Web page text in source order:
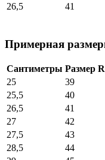
26,5
41
Примерная
Сантиметры Размер
25
39
25,5
40
26,5
41
27
42
27,5
43
28,5
44